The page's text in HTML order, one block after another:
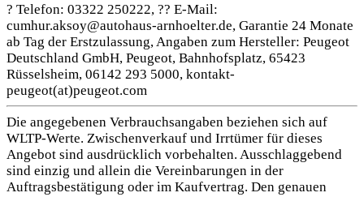
? Telefon: 03322 250222, ?? E-Mail:
cumhur.aksoy@autohaus-arnhoelter.de, Garantie 24 Monate
ab Tag der Erstzulassung, Angaben zum Hersteller: Peugeot
Deutschland GmbH, Peugeot, Bahnhofsplatz, 65423
Rüsselsheim, 06142 293 5000, kontakt-
peugeot(at)peugeot.com
Die angegebenen Verbrauchsangaben beziehen sich auf
WLTP-Werte. Zwischenverkauf und Irrtümer für dieses
Angebot sind ausdrücklich vorbehalten. Ausschlaggebend
sind einzig und allein die Vereinbarungen in der
Auftragsbestätigung oder im Kaufvertrag. Den genauen